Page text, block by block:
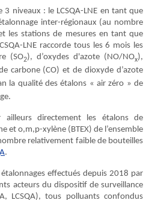
niveaux : le LCSQA-LNE en tant que
inter-régionaux (au nombre
les stations de mesures en tant que
LNE raccorde tous les 6 mois les
(SO2), d’oxydes d'azote (NO/NOx),
carbone (CO) et de dioxyde d’azote
la qualité des étalons « air zéro » de
ailleurs directement les étalons de
et o,m,p-xylène (BTEX) de l’ensemble
relativement faible de bouteilles
.
effectués depuis 2018 par
acteurs du dispositif de surveillance
LCSQA), tous polluants confondus